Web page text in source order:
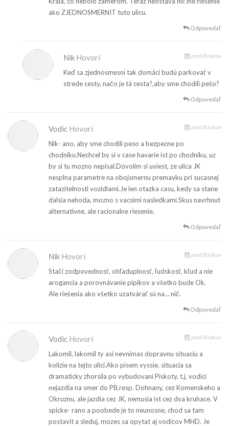
ako ZJEDNOSMERNIT tuto ulicu.
Odpovedať
Nik Hovorí pred 8 rokov
Keď sa zjednosmesni tak domáci budú parkovať v
strede cesty, načo je tá cesta?,aby sme chodili pešo?
Odpovedať
Vodic Hovorí pred 8 rokov
Nik- ano, aby sme chodili peso a bezpecne po
chodniku.Nechcel by si v case havarie ist po chodniku, uz
by si tu mozno nepisal.Dovolim si uviest, ze ulica JK
nesplna parametre na obojsmernu premavku pri sucasnej
zatazitelnosti vozidlami.Je len otazka casu, kedy sa stane
dalsia nehoda, mozno s vacsimi nasledkami.Skus navrhnut
alternativne, ale racionalne riesenie.
Odpovedať
Nik Hovorí pred 8 rokov
Stačí zodpovednosť, ohľaduplnosť, ľudskosť, kľud a nie
arogancia a porovnávanie pipikov a všetko bude Ok.
Ale riešenia ako všetko uzatvárať sú na… nič.
Odpovedať
Vodic Hovorí pred 8 rokov
Lakomil, lakomil ty asi nevnimas dopravnu situaciu a
kolizie na tejto ulici.Ako pisem vyssie. situacia sa
dramaticky zhorsila po vybudovani Piskoty, t.j. vodici
nejazdia na smer do PB,resp. Dohnany, cez Komenskeho a
Okruznu, ale jazdia cez JK, nemusia ist cez dva kruhace. V
spicke- rano a poobede je to neunosne, chod sa tam
postavit a sleduj, mozes sa opytat aj vodicov MHD. Je